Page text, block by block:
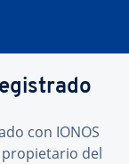
con IONOS
propietario del